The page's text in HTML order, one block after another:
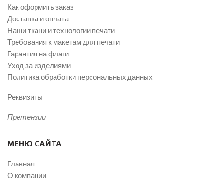
Как оформить заказ
Доставка и оплата
Наши ткани и технологии печати
Требования к макетам для печати
Гарантия на флаги
Уход за изделиями
Политика обработки персональных данных
Реквизиты
Претензии
МЕНЮ САЙТА
Главная
О компании